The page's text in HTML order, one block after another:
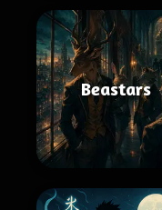
Beastars